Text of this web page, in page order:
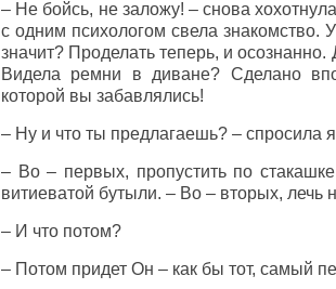
– Не бойсь, не заложу! – снова
с одним психологом свела знакомство.
значит? Проделать теперь, и
Видела ремни в диване? Сделано
которой вы забавлялись!
– Ну и что ты предлагаешь? – спросила
– Во – первых, пропустить по
витиеватой бутыли. – Во – вторых, лечь
– И что потом?
– Потом придет Он – как бы тот, самый